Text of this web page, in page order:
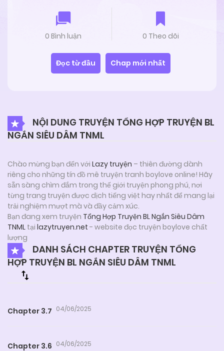
0 Bình luận 0 Theo dõi
Đọc từ đầu Chap mới nhất
NỘI DUNG TRUYỆN TỔNG HỢP TRUYỆN BL
NGẮN SIÊU DÂM TNML
Chào mừng bạn đến với Lazy truyện – thiên đường dành
riêng cho những tín đồ mê truyện tranh boylove online! Hãy
sẵn sàng chìm đắm trong thế giới truyện phong phú, nơi
từng trang truyện được dịch tiếng việt hay nhất để mang lại
trải nghiệm mượt mà và đầy cảm xúc.
Bạn đang xem truyện Tổng Hợp Truyện BL Ngắn Siêu Dâm
TNML tại lazytruyen.net - website đọc truyện boylove chất
lượng
DANH SÁCH CHAPTER TRUYỆN TỔNG
HỢP TRUYỆN BL NGẮN SIÊU DÂM TNML
Chapter 3.7 04/06/2025
Chapter 3.6 04/06/2025